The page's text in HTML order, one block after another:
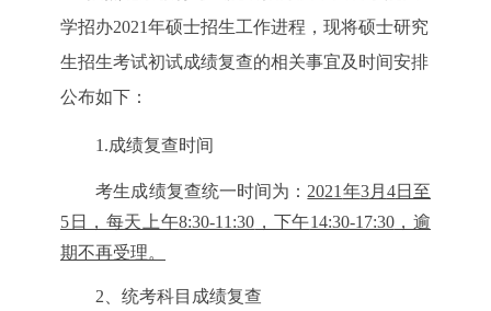
学招办2021年硕士招生工作进程，现将硕士研究
生招生考试初试成绩复查的相关事宜及时间安排
公布如下：
1.成绩复查时间
考生成绩复查统一时间为： 2021 年3月 4日至
5 日，每天上午8:30-11:30 ，下午14:30-17:30，逾
期不再受理。
2、统考科目成绩复查